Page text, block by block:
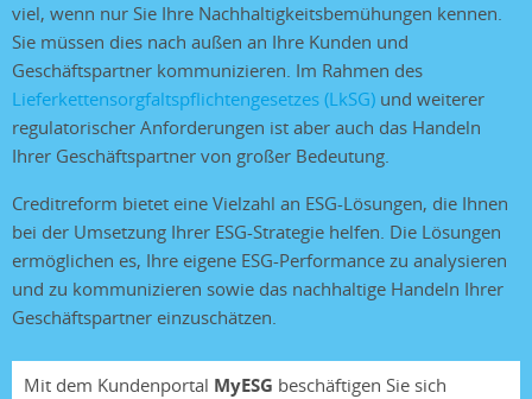
viel, wenn nur Sie Ihre Nachhaltigkeitsbemühungen kennen.
Sie müssen dies nach außen an Ihre Kunden und
Geschäftspartner kommunizieren. Im Rahmen des
Lieferkettensorgfaltspflichtengesetzes (LkSG) und weiterer
regulatorischer Anforderungen ist aber auch das Handeln
Ihrer Geschäftspartner von großer Bedeutung.
Creditreform bietet eine Vielzahl an ESG-Lösungen, die Ihnen
bei der Umsetzung Ihrer ESG-Strategie helfen. Die Lösungen
ermöglichen es, Ihre eigene ESG-Performance zu analysieren
und zu kommunizieren sowie das nachhaltige Handeln Ihrer
Geschäftspartner einzuschätzen.
Mit dem Kundenportal MyESG beschäftigen Sie sich